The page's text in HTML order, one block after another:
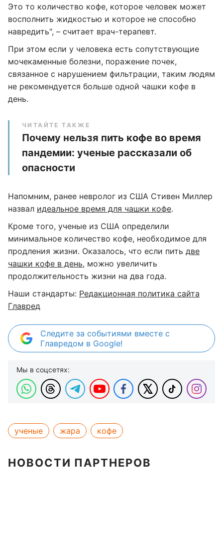
Это то количество кофе, которое человек может
восполнить жидкостью и которое не способно
навредить", – считает врач-терапевт.
При этом если у человека есть сопутствующие
мочекаменные болезни, поражение почек,
связанное с нарушением фильтрации, таким людям
не рекомендуется больше одной чашки кофе в
день.
ЧИТАЙТЕ ТАКЖЕ
Почему нельзя пить кофе во время
пандемии: ученые рассказали об
опасности
Напомним, ранее невролог из США Стивен Миллер
назвал идеальное время для чашки кофе.
Кроме того, ученые из США определили
минимальное количество кофе, необходимое для
продления жизни. Оказалось, что если пить две
чашки кофе в день, можно увеличить
продолжительность жизни на два года.
Наши стандарты: Редакционная политика сайта
Главред
Следите за событиями вместе с
Главредом в Google!
Мы в соцсетях:
ученые жара кофе
НОВОСТИ ПАРТНЕРОВ